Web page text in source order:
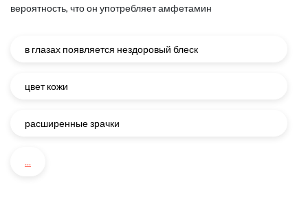
вероятность, что он употребляет амфетамин
в глазах появляется нездоровый блеск
цвет кожи
расширенные зрачки
...